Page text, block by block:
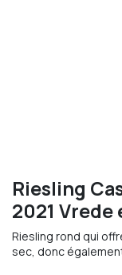
Riesling
2021 Vrede
Riesling rond qui
sec, donc